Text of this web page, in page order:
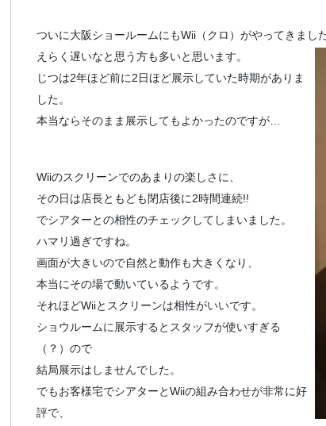
ついに大阪ショールームにもWii（クロ）がやってきました
えらく遅いなと思う方も多いと思います。
じつは2年ほど前に2日ほど展示していた時期がありま
した。
本当ならそのまま展示してもよかったのですが…
Wiiのスクリーンでのあまりの楽しさに、
その日は店長ともども閉店後に2時間連続!!
でシアターとの相性のチェックしてしまいました。
ハマリ過ぎですね。
画面が大きいので自然と動作も大きくなり、
本当にその場で動いているようです。
それほどWiiとスクリーンは相性がいいです。
ショウルームに展示するとスタッフが使いすぎる
（？）ので
結局展示はしませんでした。
でもお客様宅でシアターとWiiの組み合わせが非常に好
評で、